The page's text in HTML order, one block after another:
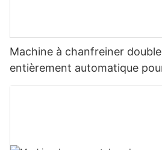
Machine à chanfreiner
entièrement automatique
de tubes haute efficacité et